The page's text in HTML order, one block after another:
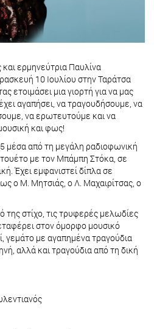
ερμηνεύτρια Παυλίνα
10 Ιουλίου στην Ταράτσα
ετοιμάσει μια γιορτή για να μας
αγαπήσει, να τραγουδήσουμε, να
να ερωτευτούμε και να
και φως!
μέσα από τη μεγάλη ραδιοφωνική
με τον Μπάμπη Στόκα, σε
Έχει εμφανιστεί δίπλα σε
ο Μ. Μητσιάς, ο Λ. Μαχαιρίτσας, ο
στίχο, τις τρυφερές μελωδίες
στον όμορφο μουσικό
γεμάτο με αγαπημένα τραγούδια
αλλά και τραγούδια από τη δική